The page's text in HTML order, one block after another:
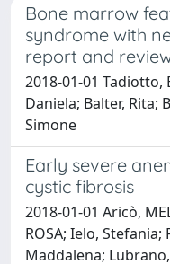
Bone marrow
syndrome with
report and
2018-01-01 Tadiotto,
Daniela; Balter, Rita;
Simone
Early severe
cystic fibrosis
2018-01-01 Aricò,
ROSA; Ielo,
Maddalena;